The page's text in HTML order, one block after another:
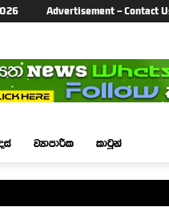
Advertisement – Contact
ව්‍යාපාරික කාටූන්